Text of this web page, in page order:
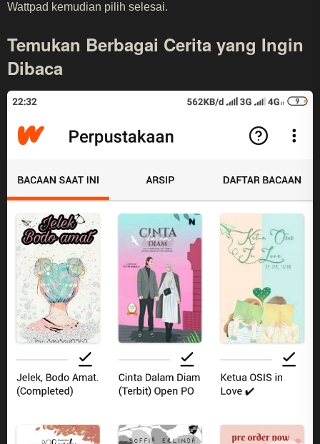
Wattpad kemudian pilih selesai.
Temukan Berbagai Cerita yang Ingin
Dibaca